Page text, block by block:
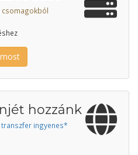
csomagokból
hozzánk
transzfer ingyenes*